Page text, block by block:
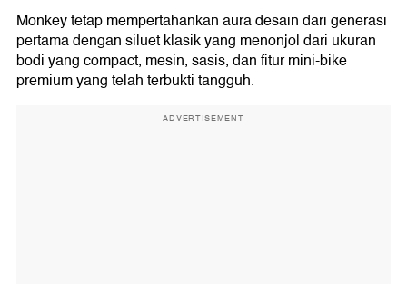
Monkey tetap mempertahankan aura desain dari generasi
pertama dengan siluet klasik yang menonjol dari ukuran
bodi yang compact, mesin, sasis, dan fitur mini-bike
premium yang telah terbukti tangguh.
ADVERTISEMENT